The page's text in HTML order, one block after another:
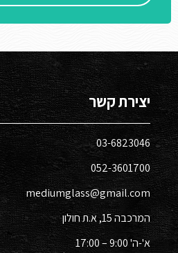
יצירת קשר
03-6823046​
052-3601700​
mediumglass@gmail.com
המרכבה 15, א.ת חולון​
א'-ה' 9:00 – 17:00